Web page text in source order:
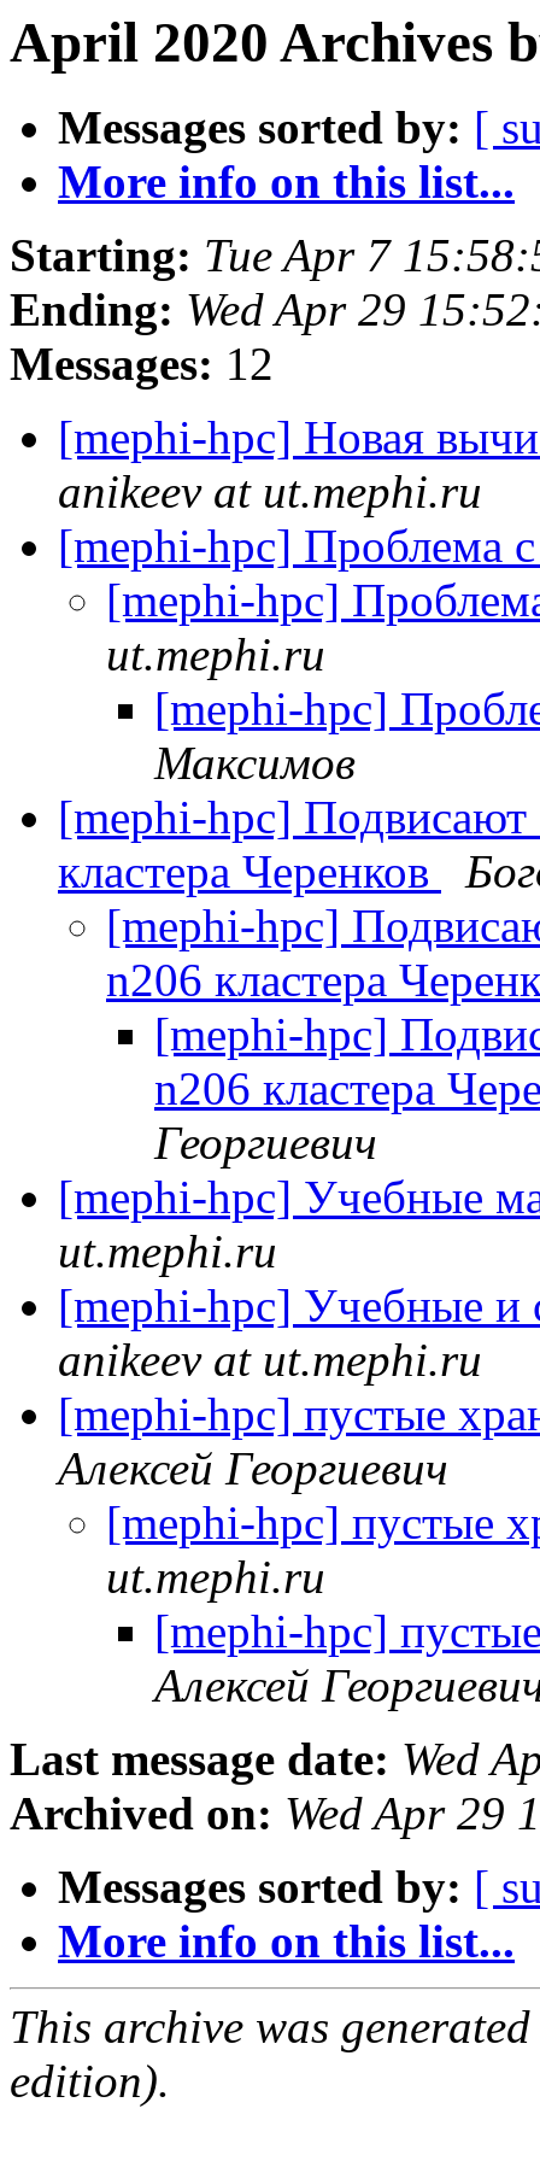
April 2020 Archives
Messages sorted by: [
More info on this list...
Starting: Tue Apr 7
Ending: Wed Apr 29
Messages: 12
[mephi-hpc] Новая
anikeev at ut.mephi.ru
[mephi-hpc] Проблема
[mephi-hpc]
ut.mephi.ru
[mephi-hpc]
Максимов
[mephi-hpc] Подвисают
кластера Черенков
[mephi-hpc]
n206 кластера
[mephi-hpc]
n206 кластера
Георгиевич
[mephi-hpc] Учебные
ut.mephi.ru
[mephi-hpc] Учебные и
anikeev at ut.mephi.ru
[mephi-hpc] пустые
Алексей Георгиевич
[mephi-hpc] пустые
ut.mephi.ru
[mephi-hpc]
Алексей
Last message date: Wed
Archived on: Wed Apr 29
Messages sorted by: [
More info on this list...
This archive was
edition).